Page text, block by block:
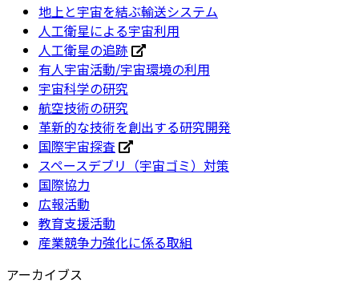
地上と宇宙を結ぶ輸送システム
人工衛星による宇宙利用
人工衛星の追跡
有人宇宙活動/宇宙環境の利用
宇宙科学の研究
航空技術の研究
革新的な技術を創出する研究開発
国際宇宙探査
スペースデブリ（宇宙ゴミ）対策
国際協力
広報活動
教育支援活動
産業競争力強化に係る取組
アーカイブス